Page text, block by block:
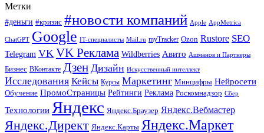
Метки
#деньги #кризис #новости компаний Apple AppMetrica
ChatGPT Google IT-специалисты Mail.ru myTracker Ozon Rustore SEO
Telegram VK VK Реклама Wildberries Авито Ашманов и Партнеры
Бизнес ВКонтакте Дзен Дизайн Искусственный интеллект
Исследования Кейсы Курсы Маркетинг Минцифры Нейросети
Обучение ПромоСтраницы Рейтинги Реклама Роскомнадзор Сбер
Технологии Яндекс Яндекс.Браузер Яндекс.Вебмастер
Яндекс.Директ Яндекс.Карты Яндекс.Маркет